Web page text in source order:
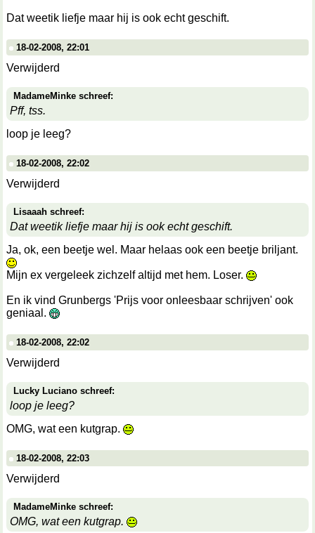
Dat weetik liefje maar hij is ook echt geschift.
18-02-2008, 22:01
Verwijderd
MadameMinke schreef:
Pff, tss.
loop je leeg?
18-02-2008, 22:02
Verwijderd
Lisaaah schreef:
Dat weetik liefje maar hij is ook echt geschift.
Ja, ok, een beetje wel. Maar helaas ook een beetje briljant.
Mijn ex vergeleek zichzelf altijd met hem. Loser.
En ik vind Grunbergs 'Prijs voor onleesbaar schrijven' ook
geniaal.
18-02-2008, 22:02
Verwijderd
Lucky Luciano schreef:
loop je leeg?
OMG, wat een kutgrap.
18-02-2008, 22:03
Verwijderd
MadameMinke schreef:
OMG, wat een kutgrap.